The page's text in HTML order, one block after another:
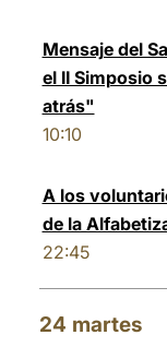
Mensaje del
el II Simposio
atrás"
10:10
A los
de la
22:45
24 martes